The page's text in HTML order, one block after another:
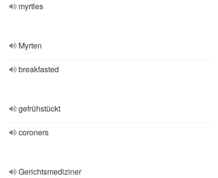
myrtles
Myrten
breakfasted
gefrühstückt
coroners
Gerichtsmediziner